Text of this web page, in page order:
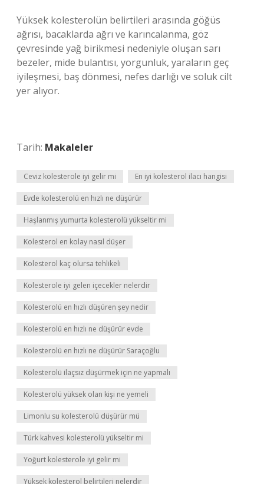
Yüksek kolesterolün belirtileri arasında göğüs
ağrısı, bacaklarda ağrı ve karıncalanma, göz
çevresinde yağ birikmesi nedeniyle oluşan sarı
bezeler, mide bulantısı, yorgunluk, yaraların geç
iyileşmesi, baş dönmesi, nefes darlığı ve soluk cilt
yer alıyor.
Tarih: Makaleler
Ceviz kolesterole iyi gelir mi En iyi kolesterol ilacı hangisi
Evde kolesterolü en hızlı ne düşürür
Haşlanmış yumurta kolesterolü yükseltir mi
Kolesterol en kolay nasıl düşer
Kolesterol kaç olursa tehlikeli
Kolesterole iyi gelen içecekler nelerdir
Kolesterolü en hızlı düşüren şey nedir
Kolesterolü en hızlı ne düşürür evde
Kolesterolü en hızlı ne düşürür Saraçoğlu
Kolesterolü ilaçsız düşürmek için ne yapmalı
Kolesterolü yüksek olan kişi ne yemeli
Limonlu su kolesterolü düşürür mü
Türk kahvesi kolesterolü yükseltir mi
Yoğurt kolesterole iyi gelir mi
Yüksek kolesterol belirtileri nelerdir